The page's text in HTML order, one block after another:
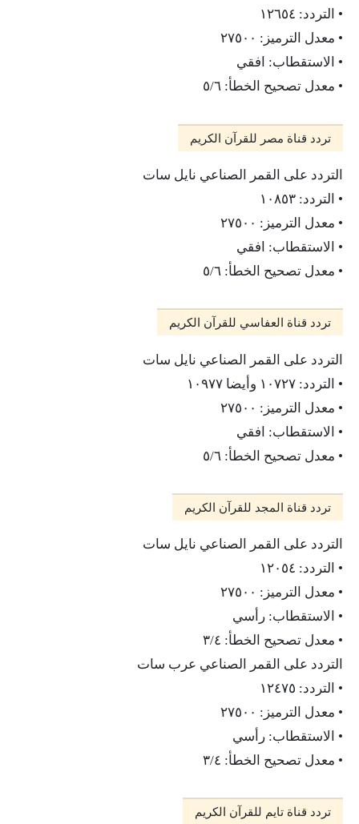
• التردد: ١٢٦٥٤
• معدل الترميز: ٢٧٥٠٠
• الاستقطاب: افقي
• معدل تصحيح الخطأ: ٥/٦
تردد قناة مصر للقرآن الكريم
التردد على القمر الصناعي نايل سات
• التردد: ١٠٨٥٣
• معدل الترميز: ٢٧٥٠٠
• الاستقطاب: افقي
• معدل تصحيح الخطأ: ٥/٦
تردد قناة العفاسي للقرآن الكريم
التردد على القمر الصناعي نايل سات
• التردد: ١٠٧٢٧ وأيضا ١٠٩٧٧
• معدل الترميز: ٢٧٥٠٠
• الاستقطاب: افقي
• معدل تصحيح الخطأ: ٥/٦
تردد قناة المجد للقرآن الكريم
التردد على القمر الصناعي نايل سات
• التردد: ١٢٠٥٤
• معدل الترميز: ٢٧٥٠٠
• الاستقطاب: رأسي
• معدل تصحيح الخطأ: ٣/٤
التردد على القمر الصناعي عرب سات
• التردد: ١٢٤٧٥
• معدل الترميز: ٢٧٥٠٠
• الاستقطاب: رأسي
• معدل تصحيح الخطأ: ٣/٤
تردد قناة تايم للقرآن الكريم